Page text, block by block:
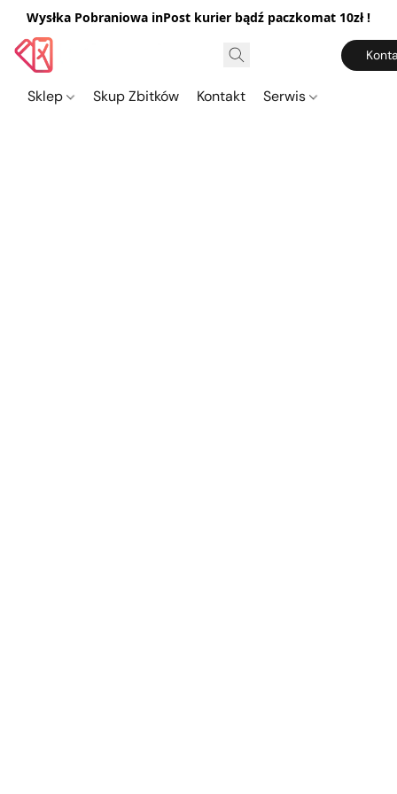
Wysłka Pobraniowa inPost kurier bądź paczkomat 10zł !
Sklep Skup Zbitków Kontakt Serwis